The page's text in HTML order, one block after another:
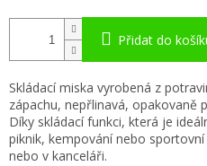
Přidat do
Skládací miska vyrobená z
zápachu, nepřlinavá, opakovaně
Díky skládací funkci, která je
piknik, kempování nebo
nebo v kanceláři.